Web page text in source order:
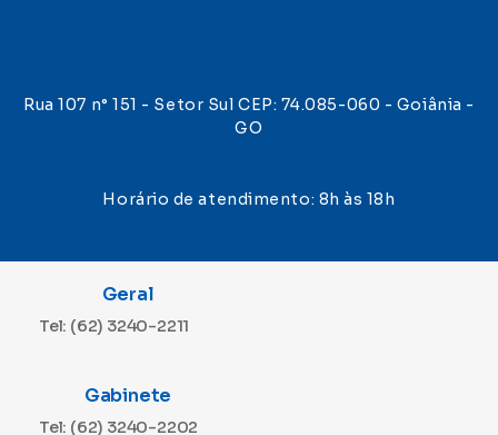
Rua 107 n° 151 - Setor Sul CEP: 74.085-060 - Goiânia -
GO
Horário de atendimento: 8h às 18h
Geral
Tel: (62) 3240-2211
Gabinete
Tel: (62) 3240-2202